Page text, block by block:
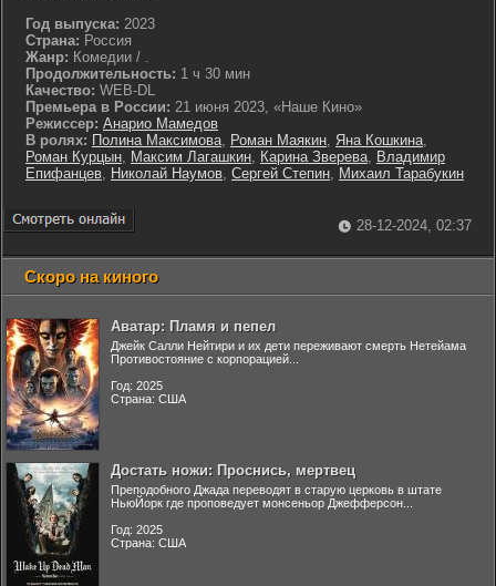
Год выпуска: 2023
Страна: Россия
Жанр: Комедии / .
Продолжительность: 1 ч 30 мин
Качество: WEB-DL
Премьера в России: 21 июня 2023, «Наше Кино»
Режиссер: Анарио Мамедов
В ролях: Полина Максимова, Роман Маякин, Яна Кошкина,
Роман Курцын, Максим Лагашкин, Карина Зверева, Владимир
Епифанцев, Николай Наумов, Сергей Степин, Михаил Тарабукин
28-12-2024, 02:37
Скоро на киного
Аватар: Пламя и пепел
Джейк Салли Нейтири и их дети переживают смерть Нетейама
Противостояние с корпорацией...
Год: 2025
Страна: США
Достать ножи: Проснись, мертвец
Преподобного Джада переводят в старую церковь в штате
НьюЙорк где проповедует монсеньор Джефферсон...
Год: 2025
Страна: США